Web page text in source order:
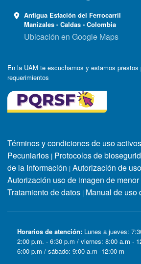
Antigua Estación del Ferrocarril
Manizales - Caldas - Colombia
Ubicación en Google Maps
En la UAM te escuchamos y estamos prestos
requerimientos
Términos y condiciones de uso
Pecuniarios | Protocolos de
de la Información | Autorización de
Autorización uso de imagen de
Tratamiento de datos | Manual de uso
Horarios de atención: Lunes a jueves:
2:00 p.m. - 6:30 p.m / viernes: 8:00 a.m -
6:00 p.m / sábado: 9:00 a.m -12:00 m